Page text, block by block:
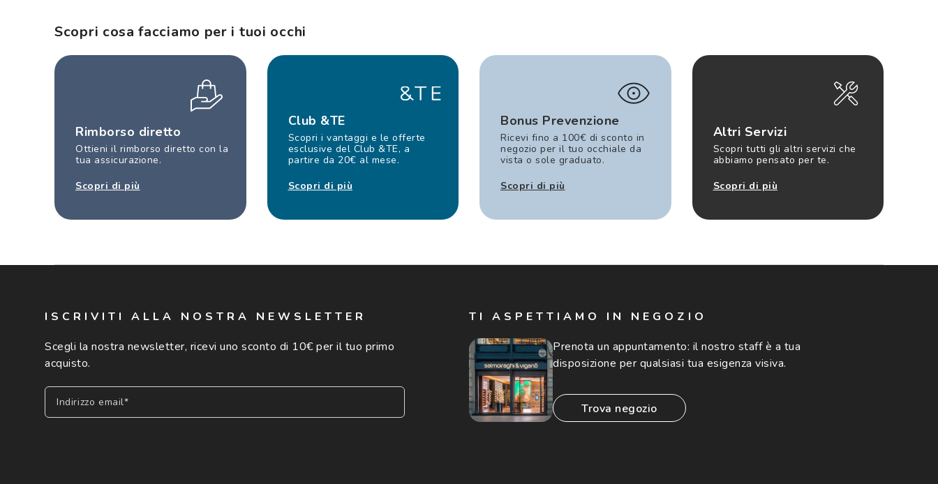
Scopri cosa facciamo per i tuoi occhi
Rimborso diretto
Ottieni il rimborso diretto con la
tua assicurazione.
Scopri di più
Club &TE
Scopri i vantaggi e le offerte
esclusive del Club &TE, a
partire da 20€ al mese.
Scopri di più
Bonus Prevenzione
Ricevi fino a 100€ di sconto in
negozio per il tuo occhiale da
vista o sole graduato.
Scopri di più
Altri Servizi
Scopri tutti gli altri servizi che
abbiamo pensato per te.
Scopri di più
ISCRIVITI ALLA NOSTRA NEWSLETTER
Scegli la nostra newsletter, ricevi uno sconto di 10€ per il tuo primo
acquisto.
Indirizzo email*
TI ASPETTIAMO IN NEGOZIO
Prenota un appuntamento: il nostro staff è a tua
disposizione per qualsiasi tua esigenza visiva.
trova negozio